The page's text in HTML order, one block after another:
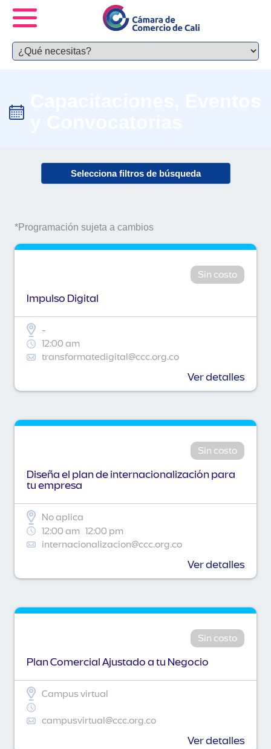
Selecciona filtros de búsqueda
*Programación sujeta a cambios
Sin costo
Impulso Digital
-
12:00 am
transformatedigital@ccc.org.co
Ver detalles
Sin costo
Diseña el plan de internacionalización para
tu empresa
No aplica
12:00 am 12:00 pm
internacionalizacion@ccc.org.co
Ver detalles
Sin costo
Plan Comercial Ajustado a tu Negocio
Campus virtual
campusvirtual@ccc.org.co
Ver detalles